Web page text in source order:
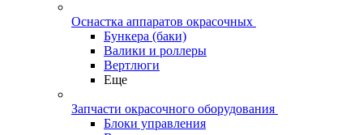
Оснастка аппаратов окрасочных
Бункера (баки)
Валики и роллеры
Вертлюги
Еще
Запчасти окрасочного оборудования
Блоки управления